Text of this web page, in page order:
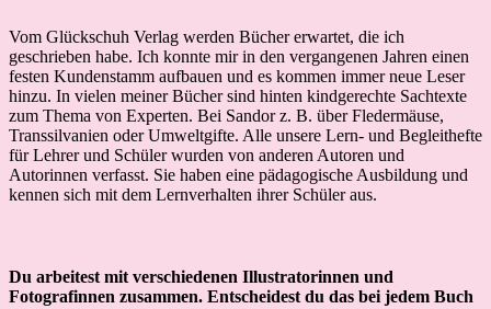
Vom Glückschuh Verlag werden Bücher erwartet, die ich
geschrieben habe. Ich konnte mir in den vergangenen Jahren einen
festen Kundenstamm aufbauen und es kommen immer neue Leser
hinzu. In vielen meiner Bücher sind hinten kindgerechte Sachtexte
zum Thema von Experten. Bei Sandor z. B. über Fledermäuse,
Transsilvanien oder Umweltgifte. Alle unsere Lern- und Begleithefte
für Lehrer und Schüler wurden von anderen Autoren und
Autorinnen verfasst. Sie haben eine pädagogische Ausbildung und
kennen sich mit dem Lernverhalten ihrer Schüler aus.
Du arbeitest mit verschiedenen Illustratorinnen und
Fotografinnen zusammen. Entscheidest du das bei jedem Buch